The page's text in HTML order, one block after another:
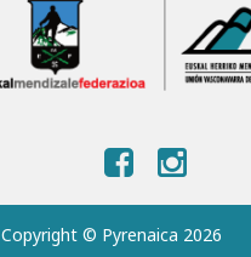
Copyright © Pyrenaica 2026